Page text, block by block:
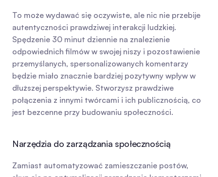
To może wydawać się oczywiste, ale nic nie przebije
autentyczności prawdziwej interakcji ludzkiej.
Spędzenie 30 minut dziennie na znalezienie
odpowiednich filmów w swojej niszy i pozostawienie
przemyślanych, spersonalizowanych komentarzy
będzie miało znacznie bardziej pozytywny wpływ w
dłuższej perspektywie. Stworzysz prawdziwe
połączenia z innymi twórcami i ich publicznością, co
jest bezcenne przy budowaniu społeczności.
Narzędzia do zarządzania społecznością
Zamiast automatyzować zamieszczanie postów,